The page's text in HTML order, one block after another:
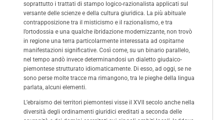
soprattutto i trattati di stampo logico-razionalista applicati sul
versante delle scienze e della cultura giuridica. La più abituale
contrapposizione tra il misticismo e il razionalismo, e tra
l’ortodossia e una qualche ibridazione modernizzante, non trovò
in regione una terra particolarmente interessata ad ospitarne
manifestazioni significative. Così come, su un binario parallelo,
nel tempo andò invece determinandosi un dialetto giudaico-
piemontese strutturato idiomaticamente. Di esso, ad oggi, se ne
sono perse molte tracce ma rimangono, tra le pieghe della lingua
parlata, alcuni elementi.
L’ebraismo dei territori piemontesi visse il XVII secolo anche nella
diversità degli ordinamenti giuridici ereditati a seconda delle